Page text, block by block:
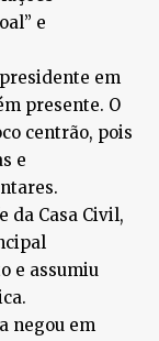
e
em
presente. O
centrão, pois
e
da Casa Civil,
e assumiu
negou em